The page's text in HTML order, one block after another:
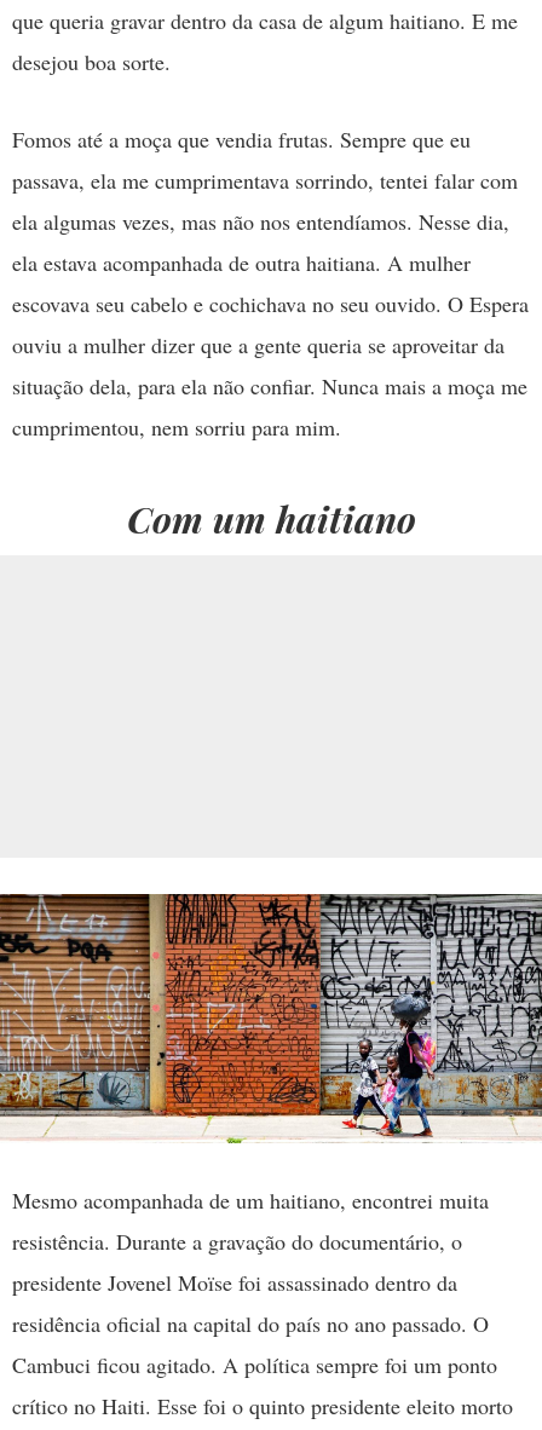
que queria gravar dentro da casa de algum haitiano. E me
desejou boa sorte.
Fomos até a moça que vendia frutas. Sempre que eu
passava, ela me cumprimentava sorrindo, tentei falar com
ela algumas vezes, mas não nos entendíamos. Nesse dia,
ela estava acompanhada de outra haitiana. A mulher
escovava seu cabelo e cochichava no seu ouvido. O Espera
ouviu a mulher dizer que a gente queria se aproveitar da
situação dela, para ela não confiar. Nunca mais a moça me
cumprimentou, nem sorriu para mim.
Com um haitiano
Mesmo acompanhada de um haitiano, encontrei muita
resistência. Durante a gravação do documentário, o
presidente Jovenel Moïse foi assassinado dentro da
residência oficial na capital do país no ano passado. O
Cambuci ficou agitado. A política sempre foi um ponto
crítico no Haiti. Esse foi o quinto presidente eleito morto